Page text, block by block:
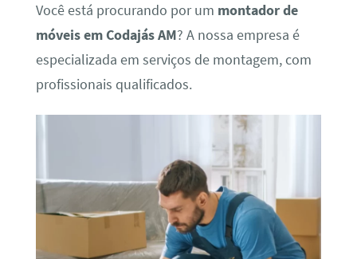
Você está procurando por um montador de
móveis em Codajás AM? A nossa empresa é
especializada em serviços de montagem, com
profissionais qualificados.